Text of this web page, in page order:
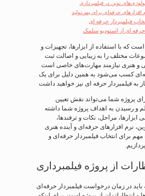
نوین در فیلمبرداری
افزارهای حرفه‌ای برای پس‌تولید
فیلمبردار حرفه ای
ای از استودیو سلمک
که با استفاده از ابزارها، تجهیزات و
مختلف را به زیبایی و اصالت ثبت
و هنری نیازمند مهارت‌های خاصی است
کسب می‌شود به همین دلیل برای یک
به فیلمبردار حرفه ای نیز خواهید داشت
پروژه شما می‌تواند نقش تعیین
و رسیدن به اهداف پروژه شما داشته
ابزارها، مراحل، نکات و ترفندها،
نرم افزارهای حرفه‌ای و آینده هنری
برای انتخاب فیلمبردار حرفه‌ای و
از پروژه فیلمبرداری
باید در زمان درخواست فیلمبردار حرفه‌ای